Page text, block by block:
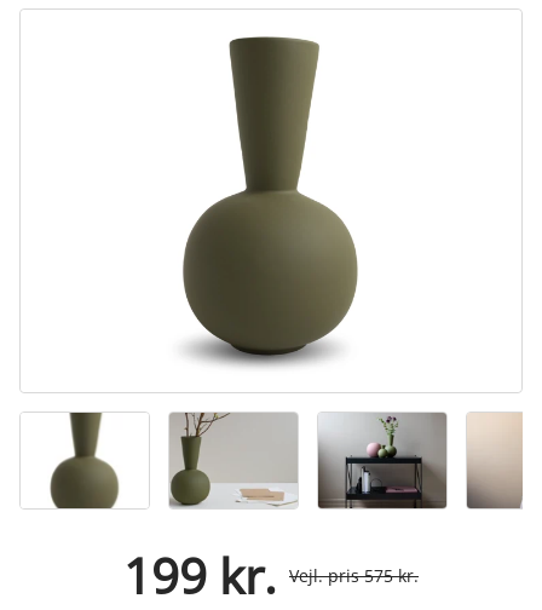
199 kr. Vejl. pris 575 kr.